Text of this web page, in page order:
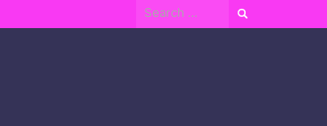
Search
for: